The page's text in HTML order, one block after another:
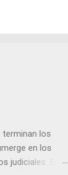
terminan los
en los
judiciales. En